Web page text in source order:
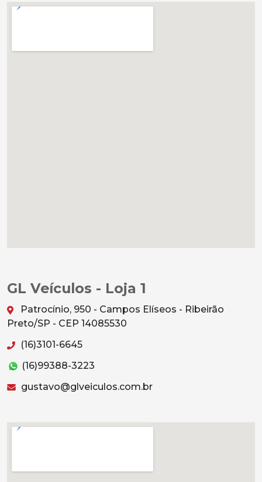
GL Veículos - Loja 1
Patrocínio, 950 - Campos Elíseos - Ribeirão
Preto/SP - CEP 14085530
(16)3101-6645
(16)99388-3223
gustavo@glveiculos.com.br